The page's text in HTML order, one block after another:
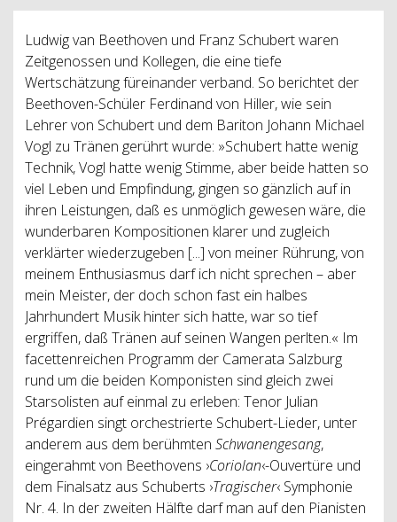
Ludwig van Beethoven und Franz Schubert waren
Zeitgenossen und Kollegen, die eine tiefe
Wertschätzung füreinander verband. So berichtet der
Beethoven-Schüler Ferdinand von Hiller, wie sein
Lehrer von Schubert und dem Bariton Johann Michael
Vogl zu Tränen gerührt wurde: »Schubert hatte wenig
Technik, Vogl hatte wenig Stimme, aber beide hatten so
viel Leben und Empfindung, gingen so gänzlich auf in
ihren Leistungen, daß es unmöglich gewesen wäre, die
wunderbaren Kompositionen klarer und zugleich
verklärter wiederzugeben [...] von meiner Rührung, von
meinem Enthusiasmus darf ich nicht sprechen – aber
mein Meister, der doch schon fast ein halbes
Jahrhundert Musik hinter sich hatte, war so tief
ergriffen, daß Tränen auf seinen Wangen perlten.« Im
facettenreichen Programm der Camerata Salzburg
rund um die beiden Komponisten sind gleich zwei
Starsolisten auf einmal zu erleben: Tenor Julian
Prégardien singt orchestrierte Schubert-Lieder, unter
anderem aus dem berühmten Schwanengesang,
eingerahmt von Beethovens ›Coriolan‹-Ouvertüre und
dem Finalsatz aus Schuberts ›Tragischer‹ Symphonie
Nr. 4. In der zweiten Hälfte darf man auf den Pianisten